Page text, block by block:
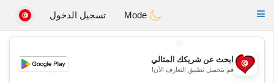
Tunisia Dating
Toggle
تسجيل الدخول
💖
ابحث عن شريكك المثالي
قم بتحميل تطبيق التعارف الآن!